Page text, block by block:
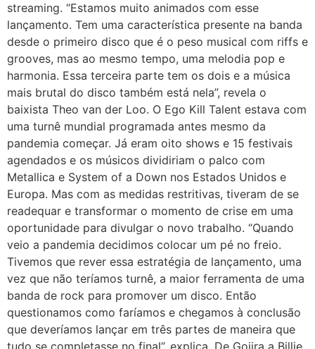
streaming. “Estamos muito animados com esse
lançamento. Tem uma característica presente na banda
desde o primeiro disco que é o peso musical com riffs e
grooves, mas ao mesmo tempo, uma melodia pop e
harmonia. Essa terceira parte tem os dois e a música
mais brutal do disco também está nela”, revela o
baixista Theo van der Loo. O Ego Kill Talent estava com
uma turnê mundial programada antes mesmo da
pandemia começar. Já eram oito shows e 15 festivais
agendados e os músicos dividiriam o palco com
Metallica e System of a Down nos Estados Unidos e
Europa. Mas com as medidas restritivas, tiveram de se
readequar e transformar o momento de crise em uma
oportunidade para divulgar o novo trabalho. “Quando
veio a pandemia decidimos colocar um pé no freio.
Tivemos que rever essa estratégia de lançamento, uma
vez que não teríamos turnê, a maior ferramenta de uma
banda de rock para promover um disco. Então
questionamos como faríamos e chegamos à conclusão
que deveríamos lançar em três partes de maneira que